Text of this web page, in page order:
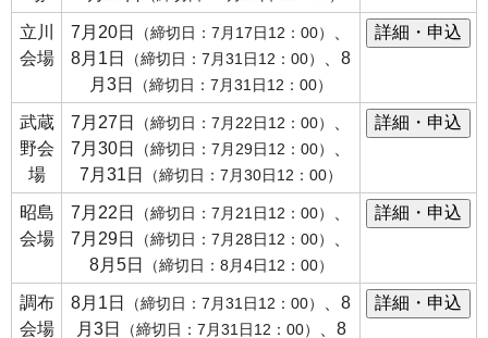
立川
会場
7月20日 （締切日：7月17日12：00）
8月1日
（締切日：7月31日12：00）
、8
月3日
（締切日：7月31日12：00）
武蔵
野会
場
7月27日 （締切日：7月22日12：00）
7月30日
（締切日：7月29日12：00）
7月31日
（締切日：7月30日12：00）
昭島
会場
7月22日 （締切日：7月21日12：00）
7月29日
（締切日：7月28日12：00）
8月5日
（締切日：8月4日12：00）
調布
会場
8月1日 （締切日：7月31日12：00）
、8
月3日
（締切日：7月31日12：00） 、8